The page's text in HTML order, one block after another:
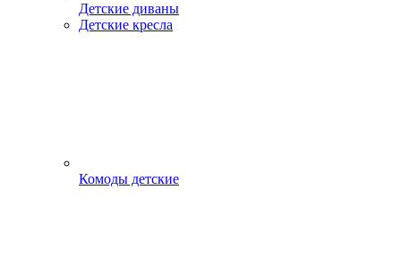
Детские диваны
Детские кресла
Комоды детские